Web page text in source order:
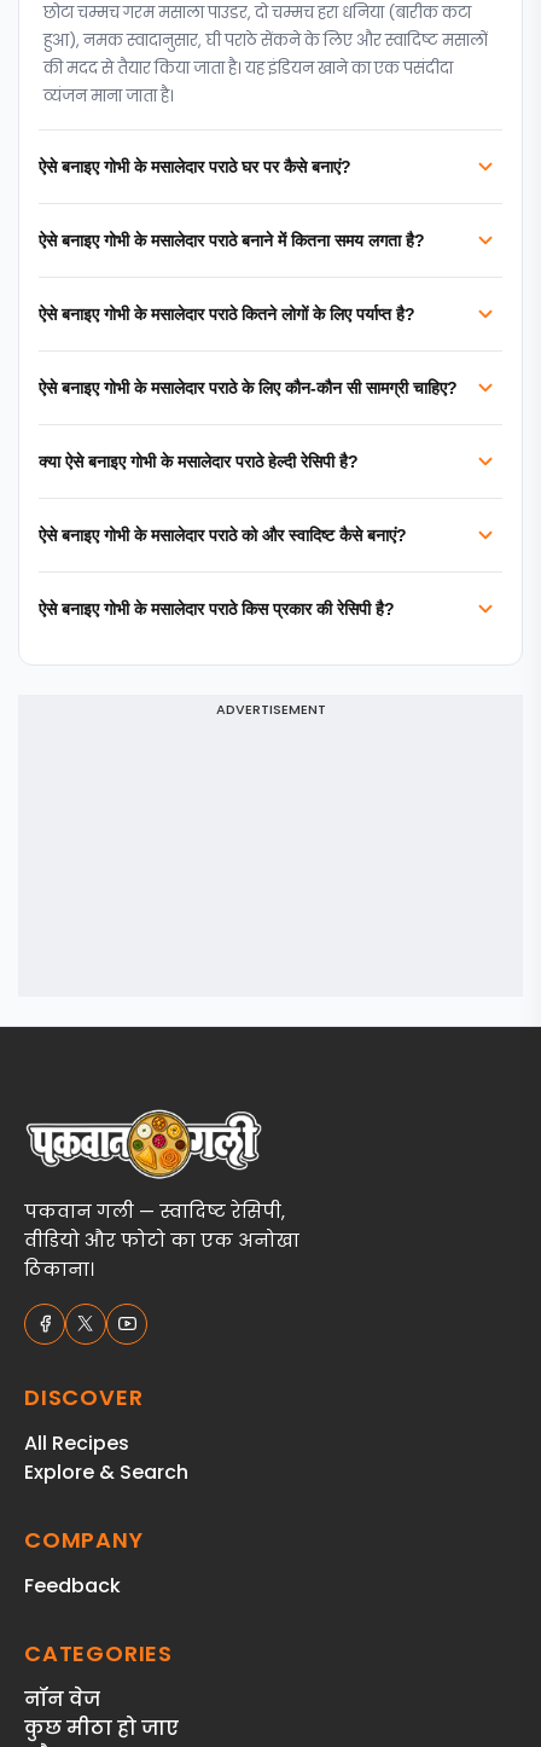
छोटा चम्मच गरम मसाला पाउडर, दो चम्मच हरा धनिया (बारीक कटा
हुआ), नमक स्वादानुसार, घी पराठे सेंकने के लिए और स्वादिष्ट मसालों
की मदद से तैयार किया जाता है। यह इंडियन खाने का एक पसंदीदा
व्यंजन माना जाता है।
ऐसे बनाइए गोभी के मसालेदार पराठे घर पर कैसे बनाएं?
ऐसे बनाइए गोभी के मसालेदार पराठे बनाने में कितना समय लगता है?
ऐसे बनाइए गोभी के मसालेदार पराठे कितने लोगों के लिए पर्याप्त है?
ऐसे बनाइए गोभी के मसालेदार पराठे के लिए कौन-कौन सी सामग्री चाहिए?
क्या ऐसे बनाइए गोभी के मसालेदार पराठे हेल्दी रेसिपी है?
ऐसे बनाइए गोभी के मसालेदार पराठे को और स्वादिष्ट कैसे बनाएं?
ऐसे बनाइए गोभी के मसालेदार पराठे किस प्रकार की रेसिपी है?
ADVERTISEMENT
पकवान गली — स्वादिष्ट रेसिपी,
वीडियो और फोटो का एक अनोखा
ठिकाना।
DISCOVER
All Recipes
Explore & Search
COMPANY
Feedback
CATEGORIES
नॉन वेज
कुछ मीठा हो जाए